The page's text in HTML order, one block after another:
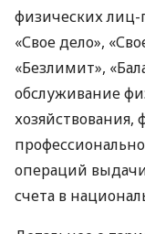
физических
«Свое дело»,
«Безлимит»,
обслуживание
операций
счета в